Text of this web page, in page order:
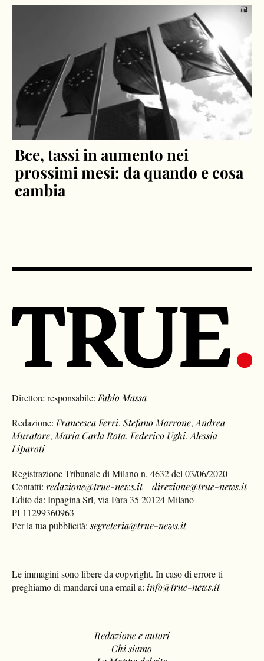
Bce, tassi in aumento nei
prossimi mesi: da quando e cosa
cambia
Direttore responsabile: Fabio Massa
Redazione: Francesca Ferri,Stefano Marrone,Andrea
Muratore, Maria Carla Rota, Federico Ughi,Alessia
Liparoti
Registrazione Tribunale di Milano n. 4632 del 03/06/2020
Contatti:redazione@true-news.it–direzione@true-news.it
Edito da: Inpagina Srl, via Fara 35 20124 Milano
PI 11299360963
Per la tua pubblicità:segreteria@true-news.it
Le immagini sono libere da copyright. In caso di errore ti
preghiamo di mandarci una email a: info@true-news.it
Redazione e autori
Chi siamo